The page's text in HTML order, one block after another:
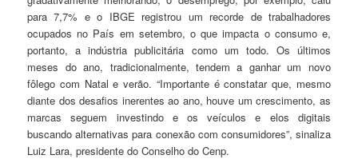
para 7,7% e o IBGE registrou um recorde de trabalhadores
ocupados no País em setembro, o que impacta o consumo e,
portanto, a indústria publicitária como um todo. Os últimos
meses do ano, tradicionalmente, tendem a ganhar um novo
fôlego com Natal e verão. “Importante é constatar que, mesmo
diante dos desafios inerentes ao ano, houve um crescimento, as
marcas seguem investindo e os veículos e elos digitais
buscando alternativas para conexão com consumidores”, sinaliza
Luiz Lara, presidente do Conselho do Cenp.